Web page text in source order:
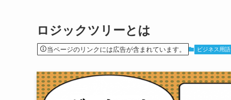
ロジックツリーとは
当ページのリンクには広告が含まれています。 ビジネス用語